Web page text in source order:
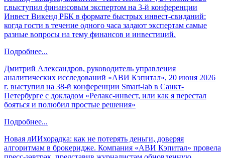
г.выступил финансовым экспертом на 3-й конференции
Инвест Викенд РБК в формате быстрых инвест-свиданий:
когда гости в течение одного часа задают экспертам самые
разные вопросы на тему финансов и инвестиций.
Подробнее...
Дмитрий Александров, руководитель управления
аналитических исследований «АВИ Кэпитал», 20 июня 2026
г. выступил на 38-й конференции Smart-lab в Санкт-
Петербурге с докладом «Релакс-инвест, или как я перестал
бояться и полюбил простые решения»
Подробнее...
Новая лИИхорадка: как не потерять деньги, доверяя
алгоритмам в брокеридже. Компания «АВИ Кэпитал» провела